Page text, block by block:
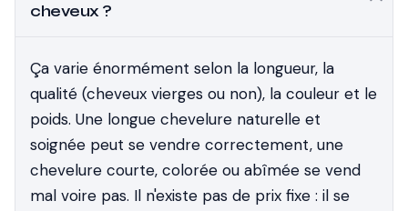
cheveux ?
Ça varie énormément selon la longueur, la
qualité (cheveux vierges ou non), la couleur et le
poids. Une longue chevelure naturelle et
soignée peut se vendre correctement, une
chevelure courte, colorée ou abîmée se vend
mal voire pas. Il n'existe pas de prix fixe : il se